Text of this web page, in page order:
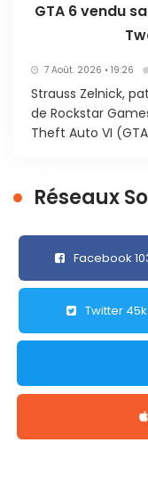
GTA 6 vendu
7 Août. 2026 • 19:26
Strauss Zelnick,
de Rockstar
Theft Auto VI
Réseaux
Facebook
Twitter 45k